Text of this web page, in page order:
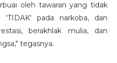
oleh tawaran yang tidak
'TIDAK' pada narkoba, dan
berakhlak mulia, dan
tegasnya.